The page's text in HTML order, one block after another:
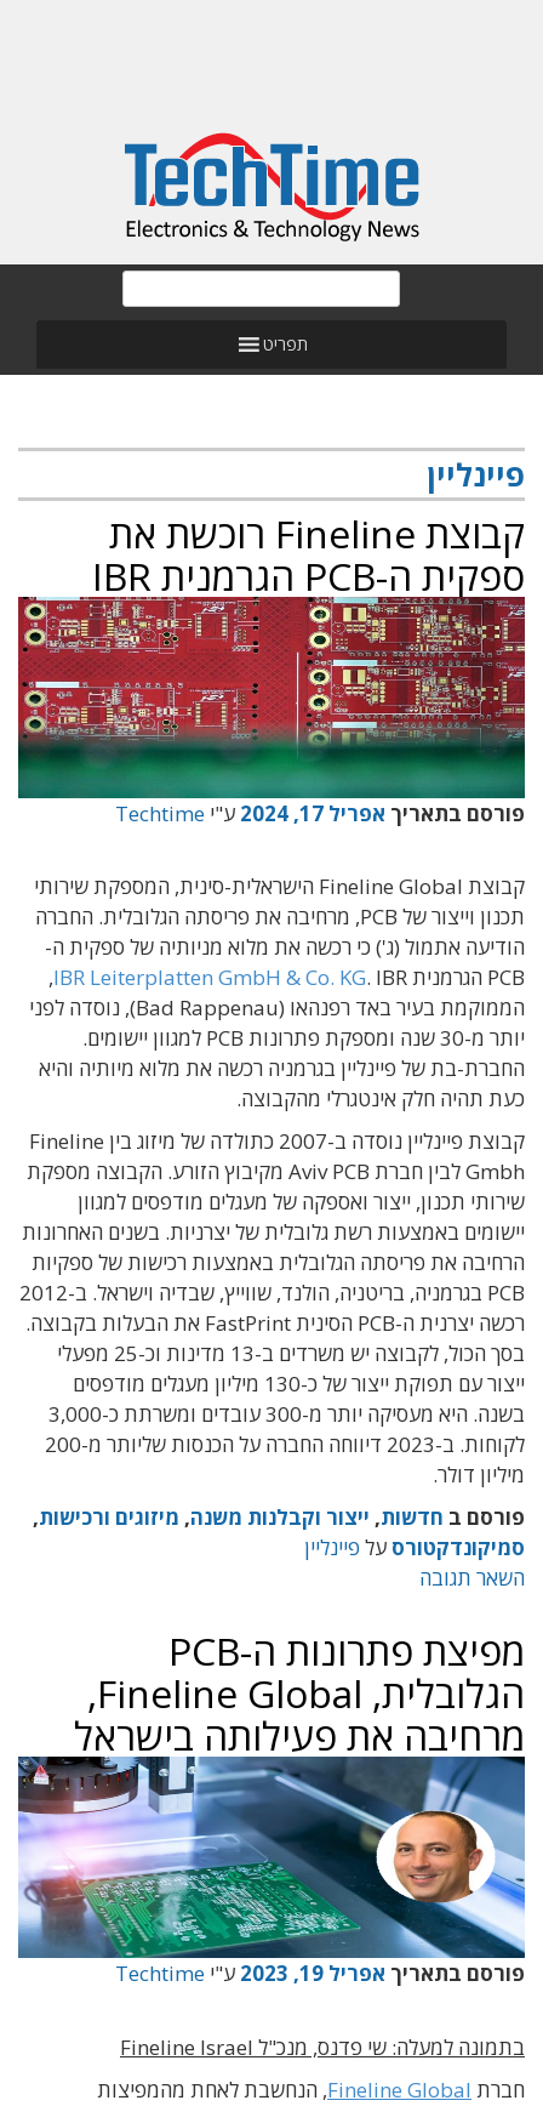
תפריט
פיינליין
קבוצת Fineline רוכשת את
ספקית ה-PCB הגרמנית IBR
פורסם בתאריך אפריל 17, 2024 ע"י Techtime
קבוצת Fineline Global הישראלית-סינית, המספקת שירותי
תכנון וייצור של PCB, מרחיבה את פריסתה הגלובלית. החברה
הודיעה אתמול (ג') כי רכשה את מלוא מניותיה של ספקית ה-
PCB הגרמנית
IBR Leiterplatten GmbH & Co. KG
. IBR,
הממוקמת בעיר באד רפנהאו (Bad Rappenau), נוסדה לפני
יותר מ-30 שנה ומספקת פתרונות PCB למגוון יישומים.
החברת-בת של פיינליין בגרמניה רכשה את מלוא מיותיה והיא
כעת תהיה חלק אינטגרלי מהקבוצה.
קבוצת פיינליין נוסדה ב-2007 כתולדה של מיזוג בין Fineline
Gmbh לבין חברת Aviv PCB מקיבוץ הזורע. הקבוצה מספקת
שירותי תכנון, ייצור ואספקה של מעגלים מודפסים למגוון
יישומים באמצעות רשת גלובלית של יצרניות. בשנים האחרונות
הרחיבה את פריסתה הגלובלית באמצעות רכישות של ספקיות
PCB בגרמניה, בריטניה, הולנד, שווייץ, שבדיה וישראל. ב-2012
רכשה יצרנית ה-PCB הסינית FastPrint את הבעלות בקבוצה.
בסך הכול, לקבוצה יש משרדים ב-13 מדינות וכ-25 מפעלי
ייצור עם תפוקת ייצור של כ-130 מיליון מעגלים מודפסים
בשנה. היא מעסיקה יותר מ-300 עובדים ומשרתת כ-3,000
לקוחות. ב-2023 דיווחה החברה על הכנסות שליותר מ-200
מיליון דולר.
פורסם ב חדשות, ייצור וקבלנות משנה, מיזוגים ורכישות,
סמיקונדקטורס על פיינליין
השאר תגובה
מפיצת פתרונות ה-PCB
הגלובלית, Fineline Global,
מרחיבה את פעילותה בישראל
פורסם בתאריך אפריל 19, 2023 ע"י Techtime
בתמונה למעלה: שי פדנס, מנכ"ל Fineline Israel
חברת Fineline Global, הנחשבת לאחת מהמפיצות